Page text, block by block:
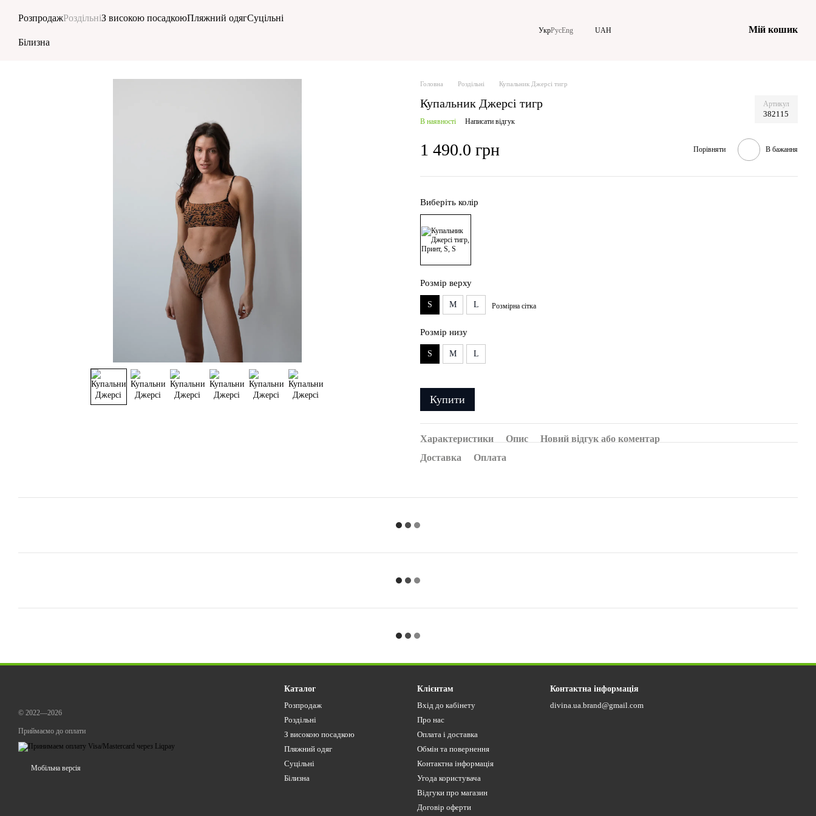
РозпродажРоздільніЗ високою посадкоюПляжний одягСуцільні
Білизна
УкрРусEng UAH Мій кошик
Головна Роздільні Купальник Джерсі тигр
Купальник Джерсі тигр Артикул
382115
В наявності Написати відгук
1 490.0 грн Порівняти В бажання
Виберіть колір
Розмір верху
S M L Розмірна сітка
Розмір низу
S M L
Купити
Характеристики Опис
Новий відгук або коментар
Доставка
Оплата
© 2022—2026
Приймаємо до оплати
Мобільна версія
Каталог
Розпродаж
Роздільні
З високою посадкою
Пляжний одяг
Суцільні
Білизна
Клієнтам
Вхід до кабінету
Про нас
Оплата і доставка
Обмін та повернення
Контактна інформація
Угода користувача
Відгуки про магазин
Договір оферти
Контактна інформація
divina.ua.brand@gmail.com